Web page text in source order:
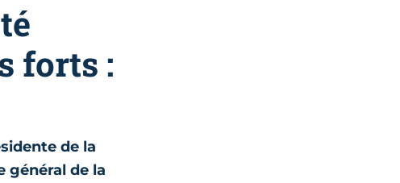
forts :
de la
général de la